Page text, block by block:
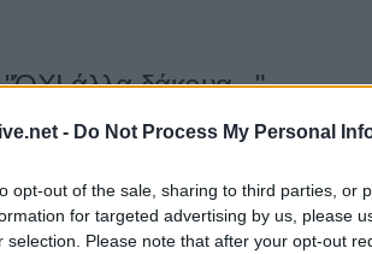
- Do Not Process My Personal
opt-out of the sale, sharing to third parties, or
for targeted advertising by us, please
selection. Please note that after your opt-out
"ΌΧΙ άλλα δάκρυα..."
αυτές τις μέρες από πολλούς και για πολλά